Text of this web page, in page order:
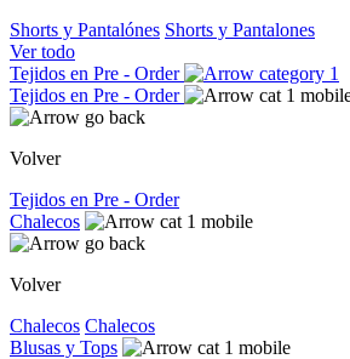
Shorts y Pantalónes Shorts y Pantalones
Ver todo
Tejidos en Pre - Order
Tejidos en Pre - Order
Volver
Tejidos en Pre - Order
Chalecos
Volver
Chalecos Chalecos
Blusas y Tops